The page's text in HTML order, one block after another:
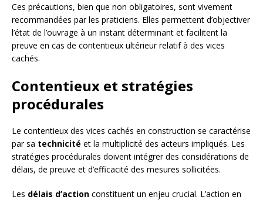
Ces précautions, bien que non obligatoires, sont vivement
recommandées par les praticiens. Elles permettent d’objectiver
l’état de l’ouvrage à un instant déterminant et facilitent la
preuve en cas de contentieux ultérieur relatif à des vices
cachés.
Contentieux et stratégies
procédurales
Le contentieux des vices cachés en construction se caractérise
par sa technicité et la multiplicité des acteurs impliqués. Les
stratégies procédurales doivent intégrer des considérations de
délais, de preuve et d’efficacité des mesures sollicitées.
Les délais d’action constituent un enjeu crucial. L’action en